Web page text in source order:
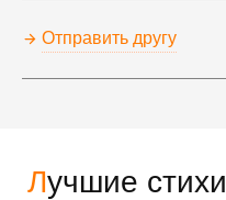
Лучшие стихи
Отправить другу